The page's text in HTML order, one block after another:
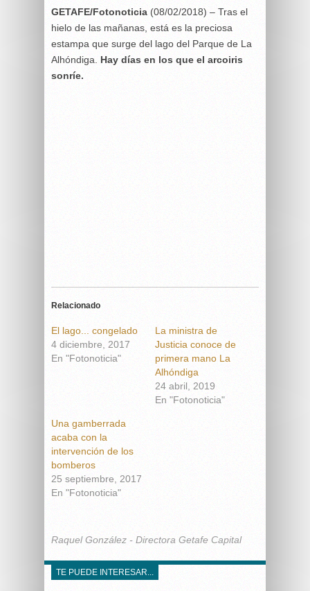
GETAFE/Fotonoticia (08/02/2018) – Tras el
hielo de las mañanas, está es la preciosa
estampa que surge del lago del Parque de La
Alhóndiga. Hay días en los que el arcoiris
sonríe.
Relacionado
El lago... congelado
4 diciembre, 2017
En "Fotonoticia"
La ministra de
Justicia conoce de
primera mano La
Alhóndiga
24 abril, 2019
En "Fotonoticia"
Una gamberrada
acaba con la
intervención de los
bomberos
25 septiembre, 2017
En "Fotonoticia"
Raquel González - Directora Getafe Capital
TE PUEDE INTERESAR...